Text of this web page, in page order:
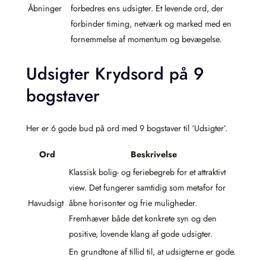
Åbninger
forbedres ens udsigter. Et levende ord, der
forbinder timing, netværk og marked med en
fornemmelse af momentum og bevægelse.
Udsigter Krydsord på 9
bogstaver
Her er 6 gode bud på ord med 9 bogstaver til ‘Udsigter’.
Ord Beskrivelse
Havudsigt
Klassisk bolig- og feriebegreb for et attraktivt
view. Det fungerer samtidig som metafor for
åbne horisonter og frie muligheder.
Fremhæver både det konkrete syn og den
positive, lovende klang af gode udsigter.
En grundtone af tillid til, at udsigterne er gode.